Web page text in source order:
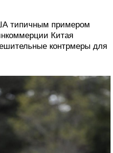
типичным примером
Китая
контрмеры для